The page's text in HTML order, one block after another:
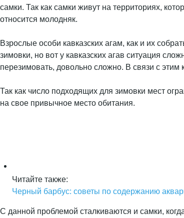
самки. Так как самки живут на территориях,
относится молодняк.
Взрослые особи кавказских агам, как и их
зимовки, но вот у кавказских агав ситуация
перезимовать, довольно сложно. В связи с
Так как число подходящих для зимовки мест
на свое привычное место обитания.
Читайте также:
Черный барбус: советы по содержанию
С данной проблемой сталкиваются и самки,